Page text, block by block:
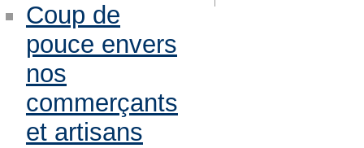
Coup de
pouce envers
nos
commerçants
et artisans